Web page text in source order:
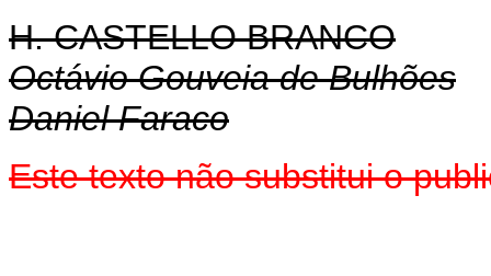
H. CASTELLO BRANCO
Octávio Gouveia de Bulhões
Daniel Faraco
Este texto não substitui o